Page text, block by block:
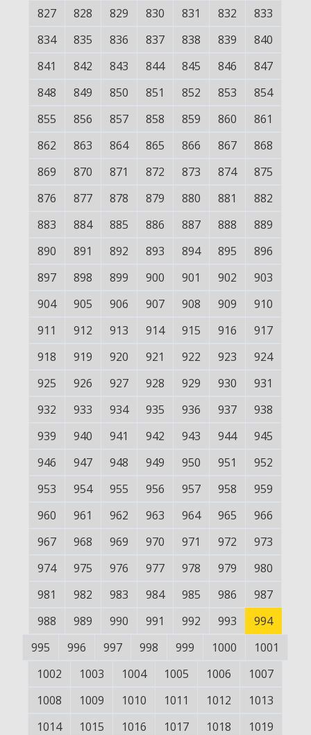
827 828 829 830 831 832
833
834
835 836 837 838 839
840
841
842 843 844 845 846
847
848
849 850 851 852 853
854
855
856 857 858 859 860
861
862
863 864 865 866 867
868
869
870 871 872 873 874
875
876
877 878 879 880 881
882
883
884 885 886 887 888
889
890
891 892 893 894 895
896
897
898 899 900 901 902
903
904
905 906 907 908 909
910
911
912 913 914 915 916
917
918
919 920 921 922 923
924
925
926 927 928 929 930
931
932
933 934 935 936 937
938
939
940 941 942 943 944
945
946
947 948 949 950 951
952
953
954 955 956 957 958
959
960
961 962 963 964 965
966
967
968 969 970 971 972
973
974
975 976 977 978 979
980
981
982 983 984 985 986
987
988
989 990 991 992 993
994
995
996 997 998 999 1000
1001
1002
1003 1004 1005 1006
1007
1008
1009 1010 1011 1012
1013
1014
1015 1016 1017 1018
1019